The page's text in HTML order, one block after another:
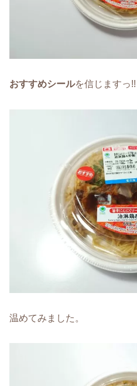
おすすめシールを信じますっ!!
温めてみました。